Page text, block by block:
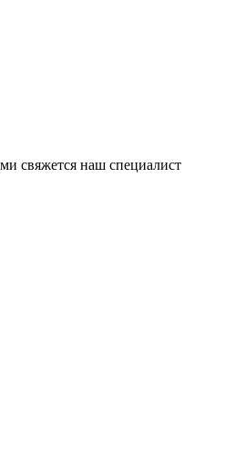
свяжется наш специалист